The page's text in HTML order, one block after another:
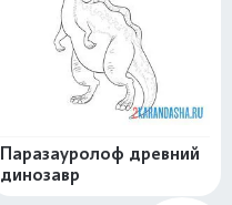
Паразауролоф древний
динозавр